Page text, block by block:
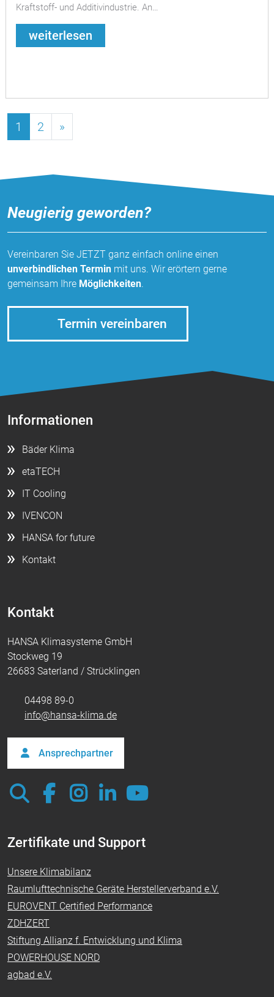
Kraftstoff- und Additivindustrie. An…
weiterlesen
1 2 »
Neugierig geworden?
Vereinbaren Sie JETZT ganz einfach online einen
unverbindlichen Termin mit uns. Wir erörtern gerne
gemeinsam Ihre Möglichkeiten.
Termin vereinbaren
Informationen
Bäder Klima
etaTECH
IT Cooling
IVENCON
HANSA for future
Kontakt
Kontakt
HANSA Klimasysteme GmbH
Stockweg 19
26683 Saterland / Strücklingen
04498 89-0
info@hansa-klima.de
Ansprechpartner
Zertifikate und Support
Unsere Klimabilanz
Raumlufttechnische Geräte Herstellerverband e.V.
EUROVENT Certified Performance
ZDHZERT
Stiftung Allianz f. Entwicklung und Klima
POWERHOUSE NORD
agbad e.V.